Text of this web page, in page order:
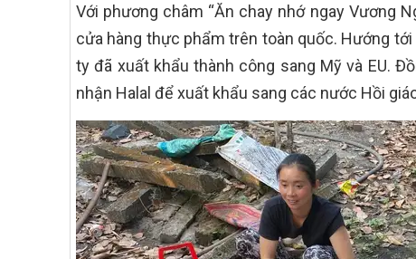
Với phương châm “Ăn chay nhớ ngay Vương
cửa hàng thực phẩm trên toàn quốc. Hướng
ty đã xuất khẩu thành công sang Mỹ và EU.
nhận Halal để xuất khẩu sang các nước Hồi